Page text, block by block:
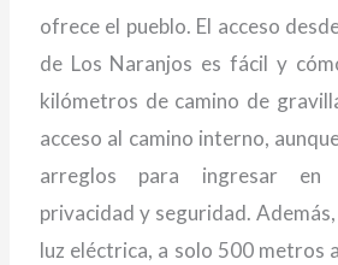
ofrece el pueblo. El acceso
de Los Naranjos es fácil y
kilómetros de camino de
acceso al camino interno,
arreglos para ingresar en
privacidad y seguridad.
luz eléctrica, a solo 500 metros